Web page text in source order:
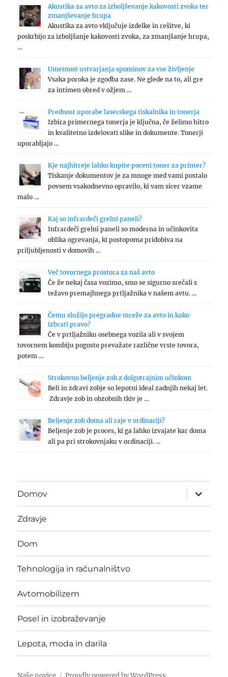
Akustika za avto za izboljševanje kakovosti zvoka ter
zmanjševanje hrupa
Akustika za avto vključuje izdelke in rešitve, ki
poskrbijo za izboljšanje kakovosti zvoka, za zmanjšanje hrupa,
…
Umetnost ustvarjanja spominov za vse življenje
Vsaka poroka je zgodba zase. Ne glede na to, ali gre
za intimen obred v ožjem …
Prednost uporabe laserskega tiskalnika in tonerja
Izbira primernega tonerja je ključna, če želimo hitro
in kvalitetno izdelovati slike in dokumente. Tonerji
uporabljajo …
Kje najhitreje lahko kupite poceni toner za printer?
Tiskanje dokumentov je za mnoge med vami postalo
povsem vsakodnevno opravilo, ki vam sicer vzame
malo …
Kaj so infrardeči grelni paneli?
Infrardeči grelni paneli so moderna in učinkovita
oblika ogrevanja, ki postopoma pridobiva na
priljubljenosti v domovih …
Več tovornega prostora za naš avto
Če že nekaj časa vozimo, smo se sigurno srečali s
težavo premajhnega prtljažnika v našem avtu. …
Čemu služijo pregradne mreže za avto in kako
izbrati pravo?
Če v prtljažniku osebnega vozila ali v svojem
tovornem kombiju pogosto prevažate različne vrste tovora,
potem …
Strokovno beljenje zob z dolgotrajnim učinkom
Beli in zdravi zobje so lepotni ideal zadnjih nekaj let.
Zdravje zob in obzobnih tkiv je …
Beljenje zob doma ali raje v ordinaciji?
Beljenje zob je proces, ki ga lahko izvajate kar doma
ali pa pri strokovnjaku v ordinaciji. …
Domov
expand
child
menu
Zdravje
Dom
Tehnologija in računalništvo
Avtomobilizem
Posel in izobraževanje
Lepota, moda in darila